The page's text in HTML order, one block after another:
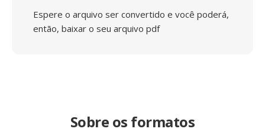
Espere o arquivo ser convertido e você poderá,
então, baixar o seu arquivo pdf
Sobre os formatos